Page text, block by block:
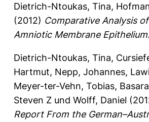
Dietrich-Ntoukas, Tina,
(2012) Comparative Analysis
Amniotic Membrane Epithelium.
Dietrich-Ntoukas, Tina,
Hartmut, Nepp, Johannes,
Meyer-ter-Vehn, Tobias,
Steven Z und Wolff, Daniel
Report From the